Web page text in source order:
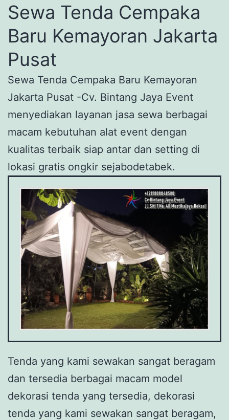
Sewa Tenda Cempaka
Baru Kemayoran Jakarta
Pusat
Sewa Tenda Cempaka Baru Kemayoran
Jakarta Pusat -Cv. Bintang Jaya Event
menyediakan layanan jasa sewa berbagai
macam kebutuhan alat event dengan
kualitas terbaik siap antar dan setting di
lokasi gratis ongkir sejabodetabek.
Tenda yang kami sewakan sangat beragam
dan tersedia berbagai macam model
dekorasi tenda yang tersedia, dekorasi
tenda yang kami sewakan sangat beragam,